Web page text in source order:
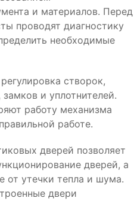
и материалов. Перед
проводят диагностику
необходимые
створок,
и уплотнителей.
работу механизма
работе.
дверей позволяет
дверей, а
от утечки тепла и шума.
двери